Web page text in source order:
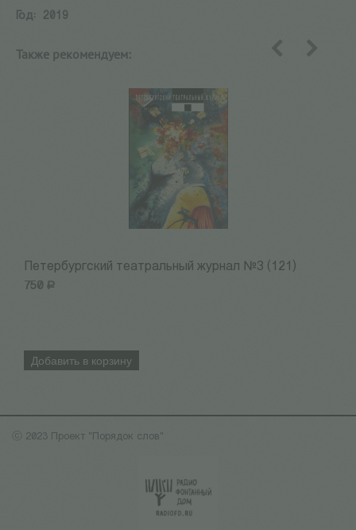
Год:
2019
Также рекомендуем:
Петербургский театральный журнал №3 (121)
750 Р
Добавить в корзину
ⓒ 2023 Проект "Порядок слов"